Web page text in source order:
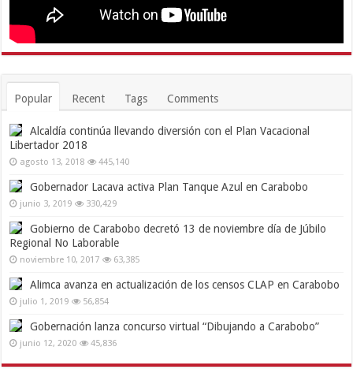
Popular Recent Tags Comments
Alcaldía continúa llevando diversión con el Plan Vacacional
Libertador 2018
agosto 13, 2018 445,140
Gobernador Lacava activa Plan Tanque Azul en Carabobo
junio 3, 2019 330,429
Gobierno de Carabobo decretó 13 de noviembre día de Júbilo
Regional No Laborable
noviembre 10, 2017 63,385
Alimca avanza en actualización de los censos CLAP en Carabobo
julio 1, 2019 56,854
Gobernación lanza concurso virtual “Dibujando a Carabobo”
junio 12, 2020 45,836